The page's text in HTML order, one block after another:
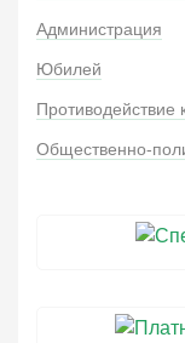
Администрация
Юбилей
Противодействие
Общественно-